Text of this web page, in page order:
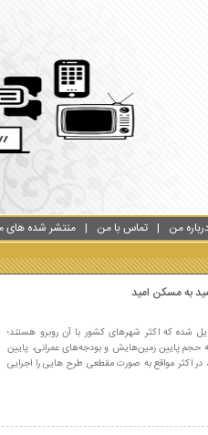
من تماس با من منتشر شده های
به مسکن امید
شده که اکثر شهرهای کشور با آن روبرو هستند؛
حجم پایین زمین‌هایش و بودجه‌های عمرانی، پایین
در اکثر مواقع به صورت مقطعی طرح هایی را اجرایی